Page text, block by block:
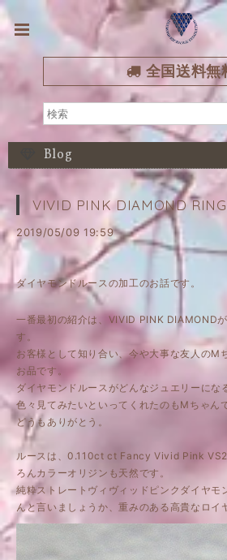
全国送料無
Blog
VIVID PINK DIAMOND
2019/05/09 19:59
ダイヤモンドルースの加工のお話です。
一番最初の紹介は、VIVID PINK DIAMOND
す。
お客様として知り合い、今や大事な友人のM
お品です。
ダイヤモンドルースがどんなジュエリーにな
色々見てみたいといってくれたのもMちゃん
どうもありがとう。
ルースは、0.110ct ct Fancy Vivid Pink
ろんカラーオリジンも天然です。
純粋ストレートヴィヴィッドピンクダイヤモ
んと言いましょうか、重みのある高貴なロイ